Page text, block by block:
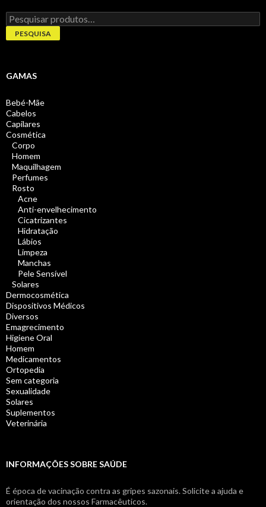
Pesquisar
por:
PESQUISA
GAMAS
Bebé-Mãe
Cabelos
Capilares
Cosmética
Corpo
Homem
Maquilhagem
Perfumes
Rosto
Acne
Anti-envelhecimento
Cicatrizantes
Hidratação
Lábios
Limpeza
Manchas
Pele Sensível
Solares
Dermocosmética
Dispositivos Médicos
Diversos
Emagrecimento
Higiene Oral
Homem
Medicamentos
Ortopedia
Sem categoria
Sexualidade
Solares
Suplementos
Veterinária
INFORMAÇÕES SOBRE SAÚDE
É época de vacinação contra as gripes sazonais. Solicite a ajuda e
orientação dos nossos Farmacêuticos.